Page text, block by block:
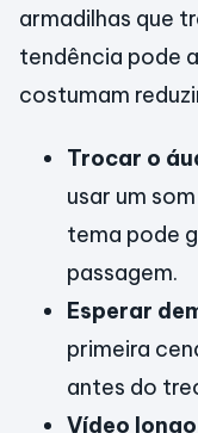
armadilhas que
tendência pode
costumam
Trocar o
usar um
tema pode
passagem.
Esperar
primeira
antes do
Vídeo